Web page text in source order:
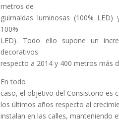
metros de
guirnaldas luminosas (100%
100%
LED). Todo ello supone un
decorativos
respecto a 2014 y 400 metros más
En todo
caso, el objetivo del Consistorio es
los últimos años respecto al
instalan en las calles, manteniendo